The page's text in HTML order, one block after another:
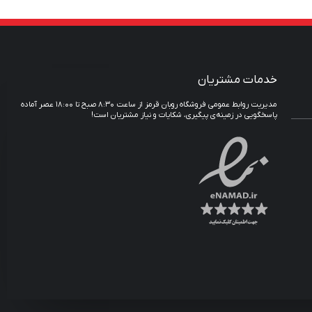
خدمات مشتریان
مدیریت روابط عمومی فروشگاه روبان قرمز از ساعت ۸:۳۰ صبح تا ۱۸:۰۰ عصر آماده
پاسخگویی در زمینه‌ی پیگیری، شکایات و نیاز مشتریان است!